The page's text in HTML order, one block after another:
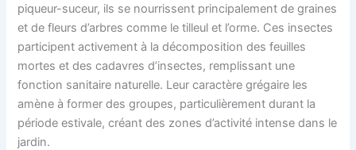
piqueur-suceur, ils se nourrissent principalement de graines
et de fleurs d’arbres comme le tilleul et l’orme. Ces insectes
participent activement à la décomposition des feuilles
mortes et des cadavres d’insectes, remplissant une
fonction sanitaire naturelle. Leur caractère grégaire les
amène à former des groupes, particulièrement durant la
période estivale, créant des zones d’activité intense dans le
jardin.